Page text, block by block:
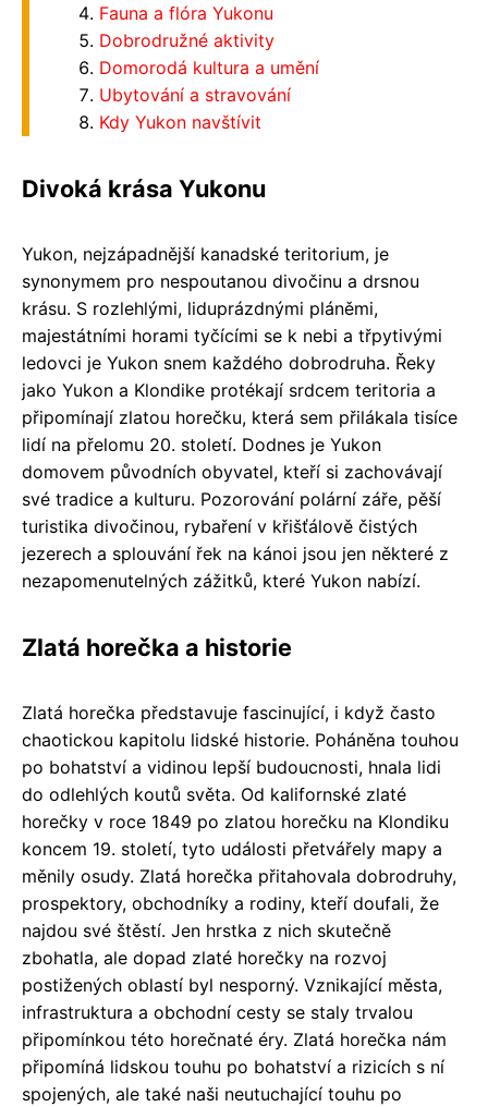
Fauna a flóra Yukonu
Dobrodružné aktivity
Domorodá kultura a umění
Ubytování a stravování
Kdy Yukon navštívit
Divoká krása Yukonu
Yukon, nejzápadnější kanadské teritorium, je
synonymem pro nespoutanou divočinu a drsnou
krásu. S rozlehlými, liduprázdnými pláněmi,
majestátními horami tyčícími se k nebi a třpytivými
ledovci je Yukon snem každého dobrodruha. Řeky
jako Yukon a Klondike protékají srdcem teritoria a
připomínají zlatou horečku, která sem přilákala tisíce
lidí na přelomu 20. století. Dodnes je Yukon
domovem původních obyvatel, kteří si zachovávají
své tradice a kulturu. Pozorování polární záře, pěší
turistika divočinou, rybaření v křišťálově čistých
jezerech a splouvání řek na kánoi jsou jen některé z
nezapomenutelných zážitků, které Yukon nabízí.
Zlatá horečka a historie
Zlatá horečka představuje fascinující, i když často
chaotickou kapitolu lidské historie. Poháněna touhou
po bohatství a vidinou lepší budoucnosti, hnala lidi
do odlehlých koutů světa. Od kalifornské zlaté
horečky v roce 1849 po zlatou horečku na Klondiku
koncem 19. století, tyto události přetvářely mapy a
měnily osudy. Zlatá horečka přitahovala dobrodruhy,
prospektory, obchodníky a rodiny, kteří doufali, že
najdou své štěstí. Jen hrstka z nich skutečně
zbohatla, ale dopad zlaté horečky na rozvoj
postižených oblastí byl nesporný. Vznikající města,
infrastruktura a obchodní cesty se staly trvalou
připomínkou této horečnaté éry. Zlatá horečka nám
připomíná lidskou touhu po bohatství a rizicích s ní
spojených, ale také naši neutuchající touhu po